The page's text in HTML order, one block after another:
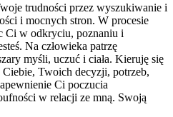
trudności przez wyszukiwanie i
i mocnych stron. W procesie
Ci w odkryciu, poznaniu i
Na człowieka patrzę
myśli, uczuć i ciała. Kieruję się
Twoich decyzji, potrzeb,
Ci poczucia
w relacji ze mną. Swoją